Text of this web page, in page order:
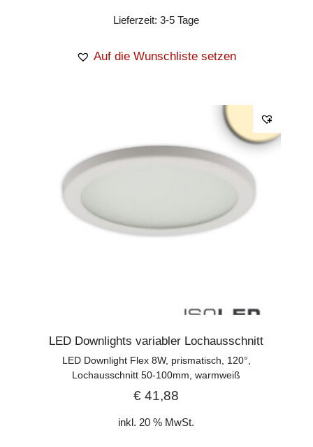
Lieferzeit:3-5 Tage
Auf die Wunschliste setzen
LED Downlights variabler Lochausschnitt
LED Downlight Flex 8W, prismatisch, 120°,
Lochausschnitt 50-100mm, warmweiß
€ 41,88
inkl. 20 % MwSt.